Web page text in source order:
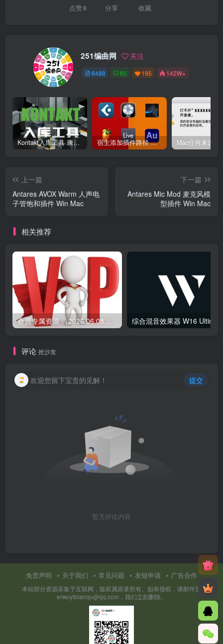
点赞8 分享 收藏
251编曲网 关注
6488 60 195 142W+
Kontakt入库工具 康泰克入库教程 宿主添加插件路径 插件路径设置 VSTPlugins路径
上一篇
Antares AVOX Warm 人声电
子管饱和插件 Win Mac
下一篇
Antares Mic Mod 麦克风模
型插件 Win Mac
相关推荐
会员专属资源 （2026.06.08更新）
评论 抢沙发
欢迎您留下宝贵的见解！ 提交
暂无评论内容
免责声明 关于我们 常见问题 友链申请 广告合作
本站部分资源采集于互联网，版权属原著所有。如有侵权，请邮件至
erwuyibianqu@qq.com，我们立刻删除。